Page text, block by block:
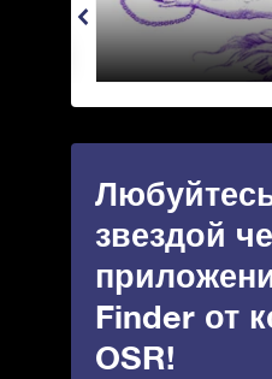
звездой
Finder от
OSR!